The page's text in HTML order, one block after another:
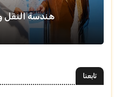
هندسة النقل
تابعنا